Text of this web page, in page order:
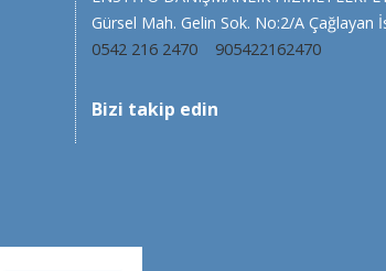
Gürsel Mah. Gelin Sok. No:2/A Çağlayan
0542 216 2470
905422162470
Bizi takip edin